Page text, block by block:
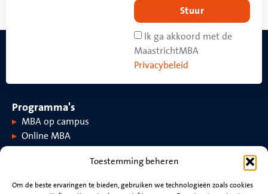
Toestemming beheren
Om de beste ervaringen te bieden, gebruiken we technologieën zoals cookies
Ik ga akkoord met de
MaastrichtMBA
Privacybeleid
Stuur
Programma's
MBA op campus
Online MBA
Over MaastrichtMBA